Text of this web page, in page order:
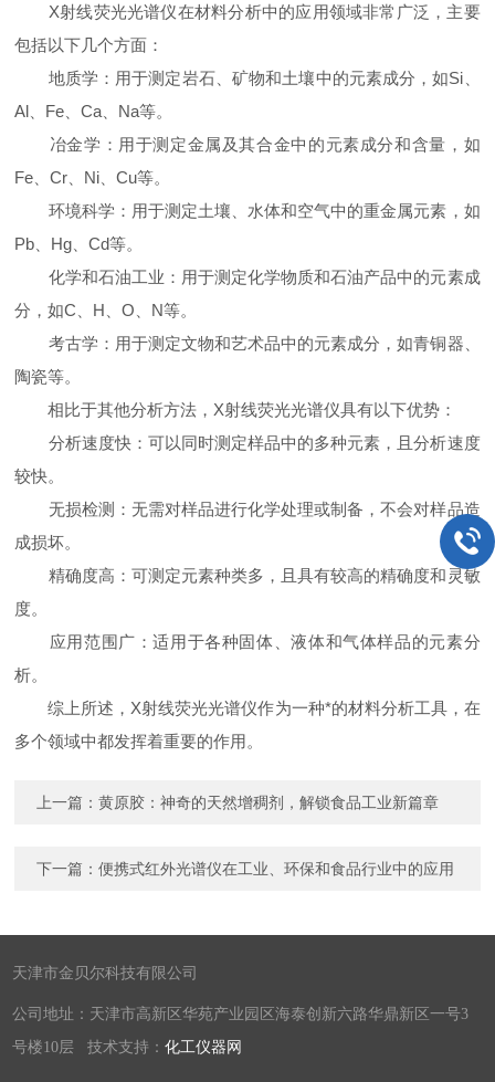
X射线荧光光谱仪在材料分析中的应用领域非常广泛，主要
包括以下几个方面：
地质学：用于测定岩石、矿物和土壤中的元素成分，如Si、
Al、Fe、Ca、Na等。
冶金学：用于测定金属及其合金中的元素成分和含量，如
Fe、Cr、Ni、Cu等。
环境科学：用于测定土壤、水体和空气中的重金属元素，如
Pb、Hg、Cd等。
化学和石油工业：用于测定化学物质和石油产品中的元素成
分，如C、H、O、N等。
考古学：用于测定文物和艺术品中的元素成分，如青铜器、
陶瓷等。
相比于其他分析方法，X射线荧光光谱仪具有以下优势：
分析速度快：可以同时测定样品中的多种元素，且分析速度
较快。
无损检测：无需对样品进行化学处理或制备，不会对样品造
成损坏。
精确度高：可测定元素种类多，且具有较高的精确度和灵敏
度。
应用范围广：适用于各种固体、液体和气体样品的元素分
析。
综上所述，X射线荧光光谱仪作为一种*的材料分析工具，在
多个领域中都发挥着重要的作用。
上一篇：黄原胶：神奇的天然增稠剂，解锁食品工业新篇章
下一篇：便携式红外光谱仪在工业、环保和食品行业中的应用
天津市金贝尔科技有限公司
公司地址：天津市高新区华苑产业园区海泰创新六路华鼎新区一号3
号楼10层 技术支持：化工仪器网